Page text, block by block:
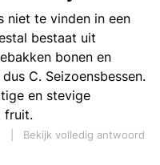
niet te vinden in een
bestaat uit
bonen en
C. Seizoensbessen.
en stevige
fruit.
Bekijk volledig antwoord